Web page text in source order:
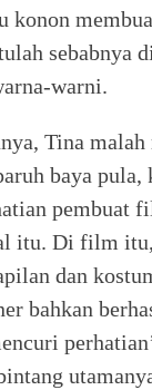
konon
sebabnya
warni.
Tina malah
baya pula,
pembuat
itu. Di film
dan
bahkan